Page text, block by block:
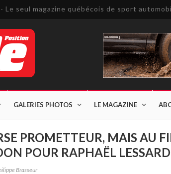
seul magazine québécois de sport
GALERIES PHOTOS LE MAGAZINE
PROMETTEUR, MAIS AU
POUR RAPHAËL LESSARD
Brasseur